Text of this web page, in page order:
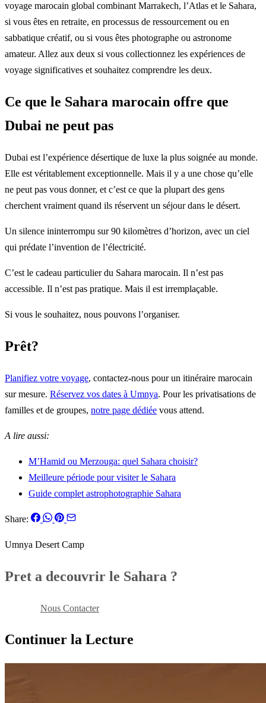
voyage marocain global combinant Marrakech, l’Atlas et le Sahara,
si vous êtes en retraite, en processus de ressourcement ou en
sabbatique créatif, ou si vous êtes photographe ou astronome
amateur. Allez aux deux si vous collectionnez les expériences de
voyage significatives et souhaitez comprendre les deux.
Ce que le Sahara marocain offre que
Dubai ne peut pas
Dubai est l’expérience désertique de luxe la plus soignée au monde.
Elle est véritablement exceptionnelle. Mais il y a une chose qu’elle
ne peut pas vous donner, et c’est ce que la plupart des gens
cherchent vraiment quand ils réservent un séjour dans le désert.
Un silence ininterrompu sur 90 kilomètres d’horizon, avec un ciel
qui prédate l’invention de l’électricité.
C’est le cadeau particulier du Sahara marocain. Il n’est pas
accessible. Il n’est pas pratique. Mais il est irremplaçable.
Si vous le souhaitez, nous pouvons l’organiser.
Prêt?
Planifiez votre voyage, contactez-nous pour un itinéraire marocain
sur mesure. Réservez vos dates à Umnya. Pour les privatisations de
familles et de groupes, notre page dédiée vous attend.
A lire aussi:
M’Hamid ou Merzouga: quel Sahara choisir?
Meilleure période pour visiter le Sahara
Guide complet astrophotographie Sahara
Share:
Umnya Desert Camp
Pret a decouvrir le Sahara ?
Nous Contacter
Continuer la Lecture